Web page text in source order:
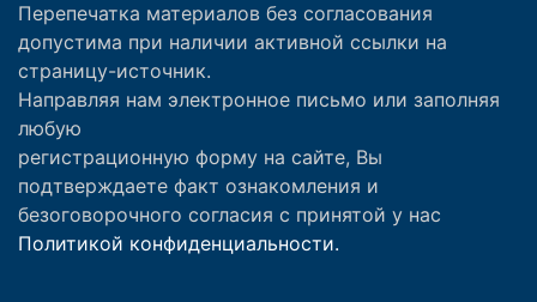
Перепечатка материалов без согласования
допустима при наличии активной ссылки на
страницу-источник.
Направляя нам электронное письмо или заполняя
любую
регистрационную форму на сайте, Вы
подтверждаете факт ознакомления и
безоговорочного согласия с принятой у нас
Политикой конфиденциальности.